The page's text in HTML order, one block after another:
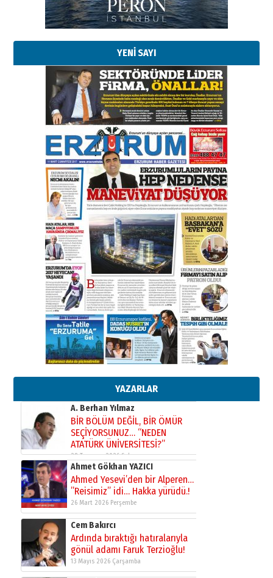
YENİ SAYI
YAZARLAR
Esat BİNDESEN
Başkan Sekmen’den Erzurum’a
bir vizyon proje daha!
02 Ağustos 2026 Pazar
Kadir SABUNCUOĞLU
Erzurumspor’un köşe taşları
29 Haziran 2026 Pazartesi
Kenan GÜLERCİ
Murat Şahsuvaroğlu ERKON’da
çıtayı yukarı taşırken,
yönetimdekiler aşağı
çekmemeli!
17 Şubat 2026 SalıOrhan BOZKURT
Bir fotoğraf, bir şehir, bir
gazeteci… Dizginler kimin
A. Berhan Yılmaz
BİR BÖLÜM DEĞİL, BİR ÖMÜR
SEÇİYORSUNUZ… “NEDEN
ATATÜRK ÜNİVERSİTESİ?”
28 Temmuz 2026 Salı
Ahmet Gökhan YAZICI
Ahmed Yesevi’den bir Alperen…
”Reisimiz” idi… Hakka yürüdü.!
26 Mart 2026 Perşembe
Cem Bakırcı
Ardında bıraktığı hatıralarıyla
gönül adamı Faruk Terzioğlu!
13 Mayıs 2026 Çarşamba